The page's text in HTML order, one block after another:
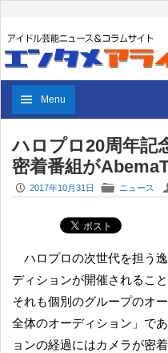
Menu
ハロプロ20周年記
密着番組が
P 2017年10月31日 F ニュース
ハロプロの次世代を担う逸材を求めて、新たに大規模オー
ディションが開催されること
それも個別のグループのオ
全体のオーディション」で
ョンの経過にはカメラが密